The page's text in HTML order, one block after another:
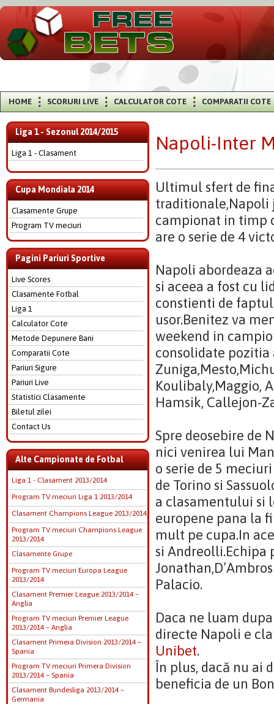
HOME SCORURI LIVE CALCULATOR COTE COMPARATII COTE
Liga 1 - Sezonul 2014/2015
Liga 1 - Clasament
Cupa Mondiala 2014
Clasamente Grupe
Program TV meciuri
Pagini Pariuri Sportive
Live Scores
Clasamente Fotbal
Liga 1
Calculator Cote
Metode Depunere Bani
Comparatii Cote
Pariuri Sigure
Pariuri Live
Statistici Clasamente
Biletul zilei
Contact Us
Alte Campionate de Fotbal
Liga 1 - Clasament 2013/2014
Program TV meciuri Liga 1 2013/2014
Clasament Champions League 2013/2014
Program TV meciuri Champions League
2013/2014
Clasamente Grupe
Program TV meciuri Europa League
2013/2014
Clasament Premier League 2013/2014 –
Anglia
Program TV meciuri Premier League
2013/2014 – Anglia
Clasament Primera Division 2013/2014 –
Spania
Program TV meciuri Primera Division
2013/2014 – Spania
Clasament Bundesliga 2013/2014 –
Germania
Napoli-Inter
Ultimul sfert de
traditionale,Napoli
campionat in timp
are o serie de 4
Napoli abordeaza
si aceea a fost cu
constienti de
usor.Benitez va
weekend in
consolidate pozitia
Koulibaly,Maggio,
Hamsik, Callejon-
Spre deosebire de
nici venirea lui
o serie de 5
de Torino si
a clasamentului si
europene pana la
mult pe cupa.In
si Andreolli.Echipa
Palacio.
Daca ne luam
directe Napoli e
Unibet.
În plus, dacă nu ai
beneficia de un